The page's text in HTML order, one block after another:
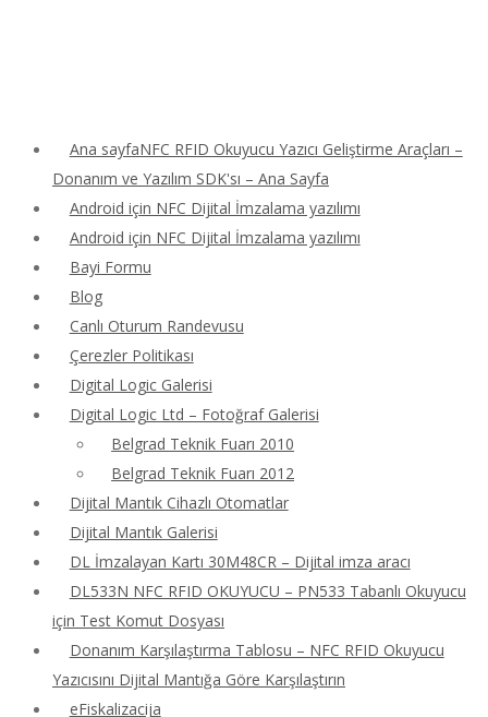
Ana sayfaNFC RFID Okuyucu Yazıcı Geliştirme Araçları –
Donanım ve Yazılım SDK'sı – Ana Sayfa
Android için NFC Dijital İmzalama yazılımı
Android için NFC Dijital İmzalama yazılımı
Bayi Formu
Blog
Canlı Oturum Randevusu
Çerezler Politikası
Digital Logic Galerisi
Digital Logic Ltd – Fotoğraf Galerisi
Belgrad Teknik Fuarı 2010
Belgrad Teknik Fuarı 2012
Dijital Mantık Cihazlı Otomatlar
Dijital Mantık Galerisi
DL İmzalayan Kartı 30M48CR – Dijital imza aracı
DL533N NFC RFID OKUYUCU – PN533 Tabanlı Okuyucu
için Test Komut Dosyası
Donanım Karşılaştırma Tablosu – NFC RFID Okuyucu
Yazıcısını Dijital Mantığa Göre Karşılaştırın
eFiskalizacija